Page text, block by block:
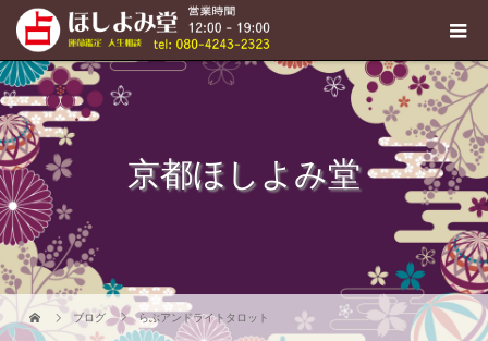
京都ほしよみ堂
ブログ らぶアンドライトタロット